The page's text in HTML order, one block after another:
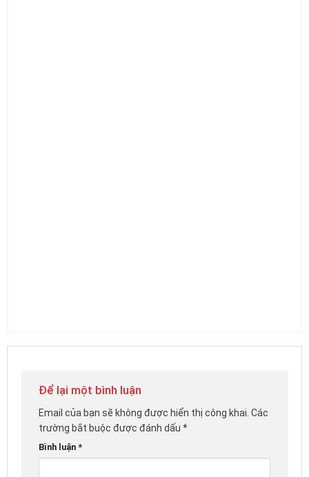
Để lại một bình luận
Email của bạn sẽ không được hiển thị công khai. Các
trường bắt buộc được đánh dấu *
Bình luận *